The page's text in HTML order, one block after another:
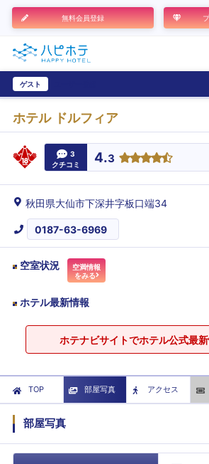
無料会員登録
ゲスト
ホテル ドルフィア
3
クチコミ
4.3
秋田県大仙市下深井字板口端34
0187-63-6969
空室状況
空満情報
をみる
ホテル最新情報
ホテナビサイトでホテル公式最
TOP 部屋写真 アクセス
部屋写真